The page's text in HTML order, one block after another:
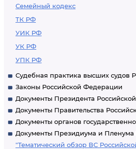
Семейный кодекс
ТК РФ
УИК РФ
УК РФ
УПК РФ
Судебная практика высших судов
Законы Российской Федерации
Документы Президента
Документы Правительства
Документы органов
Документы Президиума и
"Тематический обзор ВС